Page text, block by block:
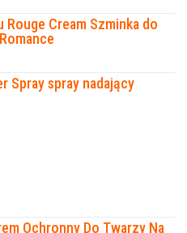
Rouge Cream Szminka do
Spray spray nadający
Ochronny Do Twarzy Na